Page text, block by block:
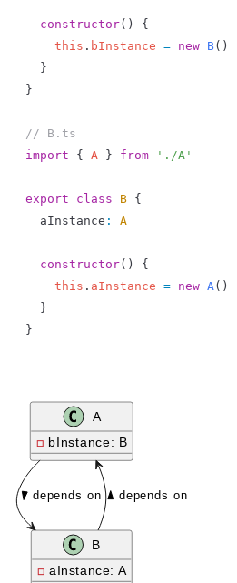
  constructor
() {
    this
. bInstance = new B()
  }
}
// B.ts
import { A } from './A'
export class B {
  aInstance
: A
  constructor
() {
    this
. aInstance = new A ()
  }
}